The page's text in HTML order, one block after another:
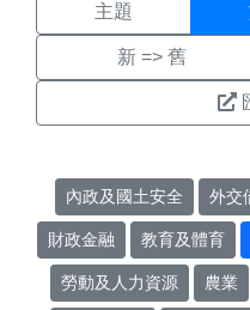
主題
新 => 舊
內政及國土安全 外交
財政金融 教育及體育
勞動及人力資源 農業